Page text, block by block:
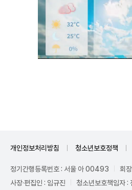
개인정보처리방침 청소년보호정책
정기간행등록번호 : 서울 아 00493
회
사장·편집인 : 임규진
청소년보호책임자 :